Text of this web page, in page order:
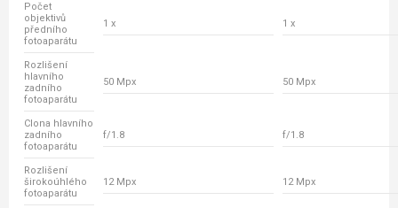
Počet
objektivů
předního
fotoaparátu
1 x 1 x
Rozlišení
hlavního
zadního
fotoaparátu
50 Mpx 50 Mpx
Clona hlavního
zadního
fotoaparátu
f/1.8 f/1.8
Rozlišení
širokoúhlého
fotoaparátu
12 Mpx 12 Mpx